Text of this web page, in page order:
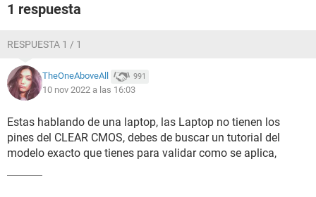
1 respuesta
RESPUESTA 1 / 1
TheOneAboveAll 991
10 nov 2022 a las 16:03
Estas hablando de una laptop, las Laptop no tienen los
pines del CLEAR CMOS, debes de buscar un tutorial del
modelo exacto que tienes para validar como se aplica,